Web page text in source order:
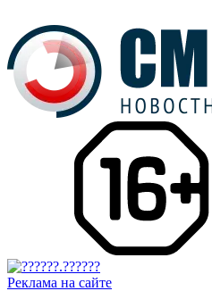
Реклама на сайте